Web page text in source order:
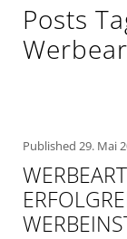
Posts
Published 29. Mai